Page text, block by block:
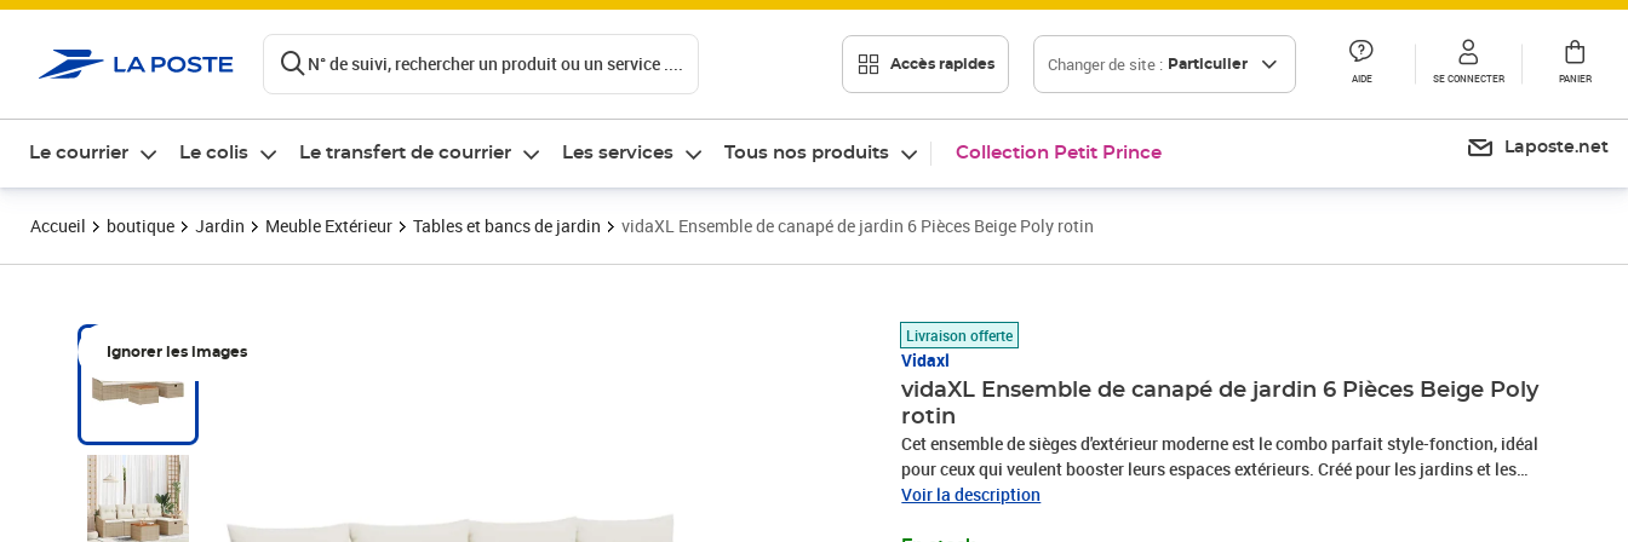
N° de suivi, rechercher un produit ou un service .... Accès rapides Changer de site : Particulier
AIDE SE CONNECTER PANIER
Le courrier Le colis Le transfert de courrier Les services Tous nos produits Collection Petit Prince Laposte.net
Accueil boutique Jardin Meuble Extérieur Tables et bancs de jardin vidaXL Ensemble de canapé de jardin 6 Pièces Beige Poly rotin
Ignorer les images
Livraison offerte
Vidaxl
vidaXL Ensemble de canapé de jardin 6 Pièces Beige Poly
rotin
Cet ensemble de sièges d'extérieur moderne est le combo parfait style-fonction, idéal
pour ceux qui veulent booster leurs espaces extérieurs. Créé pour les jardins et les
terrasses, il allie simplicité et praticité, avec des lignes nettes et sans chichis. Sa
Voir la description
Prix 500,89€